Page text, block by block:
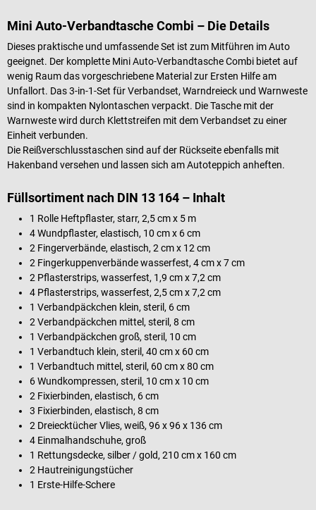
Mini Auto-Verbandtasche Combi – Die Details
Dieses praktische und umfassende Set ist zum Mitführen im Auto
geeignet. Der komplette Mini Auto-Verbandtasche Combi bietet auf
wenig Raum das vorgeschriebene Material zur Ersten Hilfe am
Unfallort. Das 3-in-1-Set für Verbandset, Warndreieck und Warnweste
sind in kompakten Nylontaschen verpackt. Die Tasche mit der
Warnweste wird durch Klettstreifen mit dem Verbandset zu einer
Einheit verbunden.
Die Reißverschlusstaschen sind auf der Rückseite ebenfalls mit
Hakenband versehen und lassen sich am Autoteppich anheften.
Füllsortiment nach DIN 13 164 – Inhalt
1 Rolle Heftpflaster, starr, 2,5 cm x 5 m
4 Wundpflaster, elastisch, 10 cm x 6 cm
2 Fingerverbände, elastisch, 2 cm x 12 cm
2 Fingerkuppenverbände wasserfest, 4 cm x 7 cm
2 Pflasterstrips, wasserfest, 1,9 cm x 7,2 cm
4 Pflasterstrips, wasserfest, 2,5 cm x 7,2 cm
1 Verbandpäckchen klein, steril, 6 cm
2 Verbandpäckchen mittel, steril, 8 cm
1 Verbandpäckchen groß, steril, 10 cm
1 Verbandtuch klein, steril, 40 cm x 60 cm
1 Verbandtuch mittel, steril, 60 cm x 80 cm
6 Wundkompressen, steril, 10 cm x 10 cm
2 Fixierbinden, elastisch, 6 cm
3 Fixierbinden, elastisch, 8 cm
2 Dreiecktücher Vlies, weiß, 96 x 96 x 136 cm
4 Einmalhandschuhe, groß
1 Rettungsdecke, silber / gold, 210 cm x 160 cm
2 Hautreinigungstücher
1 Erste-Hilfe-Schere